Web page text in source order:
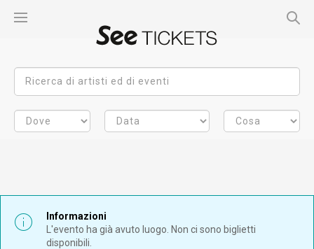
Informazioni
L'evento ha già avuto luogo. Non ci sono biglietti
disponibili.